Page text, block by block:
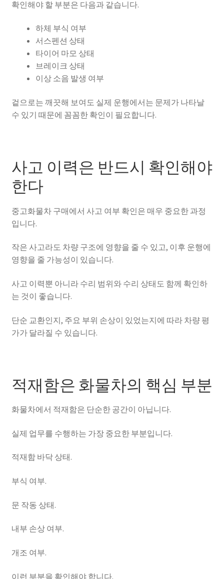
확인해야 할 부분은 다음과 같습니다.
하체 부식 여부
서스펜션 상태
타이어 마모 상태
브레이크 상태
이상 소음 발생 여부
겉으로는 깨끗해 보여도 실제 운행에서는 문제가 나타날
수 있기 때문에 꼼꼼한 확인이 필요합니다.
사고 이력은 반드시 확인해야
한다
중고화물차 구매에서 사고 여부 확인은 매우 중요한 과정
입니다.
작은 사고라도 차량 구조에 영향을 줄 수 있고, 이후 운행에
영향을 줄 가능성이 있습니다.
사고 이력뿐 아니라 수리 범위와 수리 상태도 함께 확인하
는 것이 좋습니다.
단순 교환인지, 주요 부위 손상이 있었는지에 따라 차량 평
가가 달라질 수 있습니다.
적재함은 화물차의 핵심 부분
화물차에서 적재함은 단순한 공간이 아닙니다.
실제 업무를 수행하는 가장 중요한 부분입니다.
적재함 바닥 상태.
부식 여부.
문 작동 상태.
내부 손상 여부.
개조 여부.
이런 부분을 확인해야 합니다.